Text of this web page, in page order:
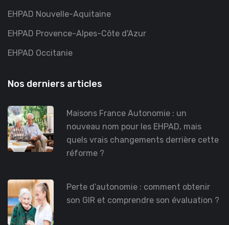
EHPAD Nouvelle-Aquitaine
EHPAD Provence-Alpes-Côte d'Azur
EHPAD Occitanie
Nos derniers articles
Maisons France Autonomie : un
nouveau nom pour les EHPAD, mais
quels vrais changements derrière cette
réforme ?
Perte d’autonomie : comment obtenir
son GIR et comprendre son évaluation ?